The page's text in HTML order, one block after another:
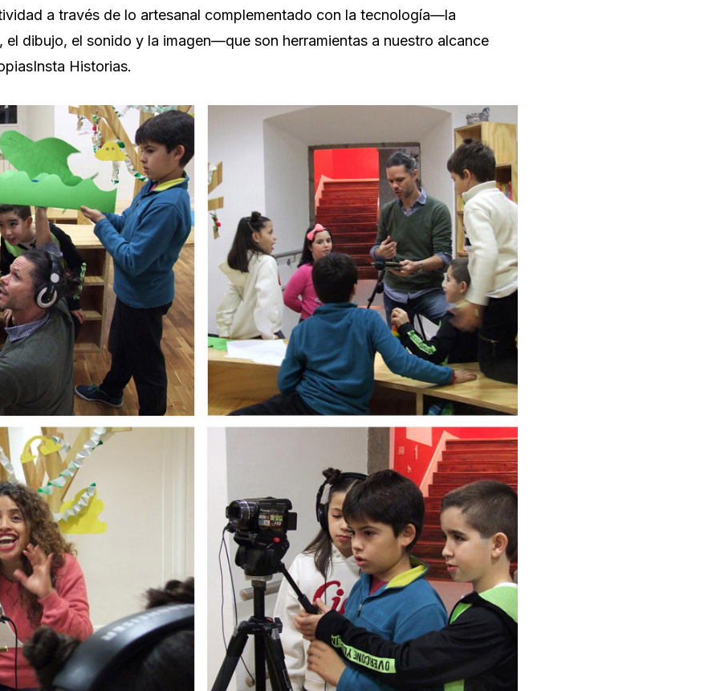
a través de lo artesanal complementado con la tecnología—la
el dibujo, el sonido y la imagen—que son herramientas a nuestro alcance
Historias.